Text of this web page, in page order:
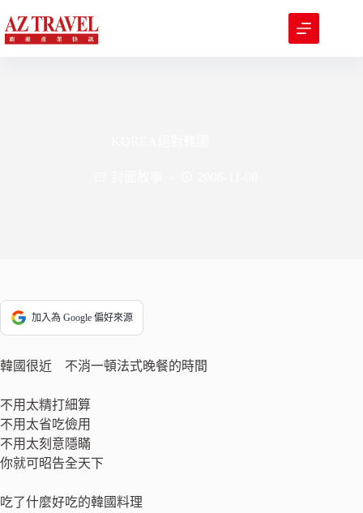
至
主
加入為 Google 偏好來源
韓國很近 不消一頓法式晚餐的時間
不用太精打細算
不用太省吃儉用
不用太刻意隱瞞
你就可昭告全天下
吃了什麼好吃的韓國料理